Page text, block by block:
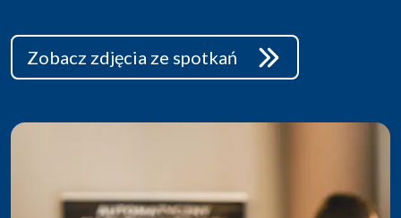
Zobacz zdjęcia ze spotkań